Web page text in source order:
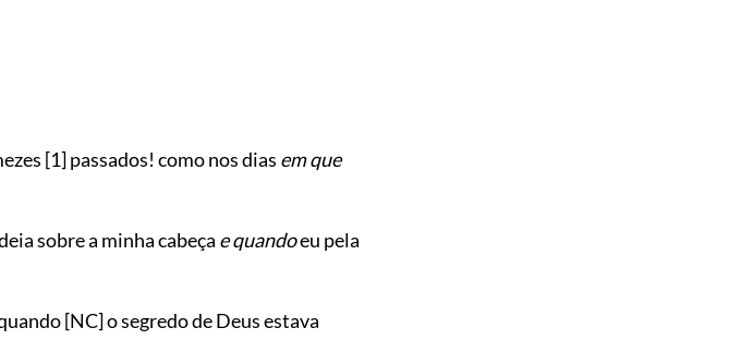
[1]passados! como nos dias em que
sobre a minha cabeça e quandoeu pela
[NC]o segredo de Deus estava